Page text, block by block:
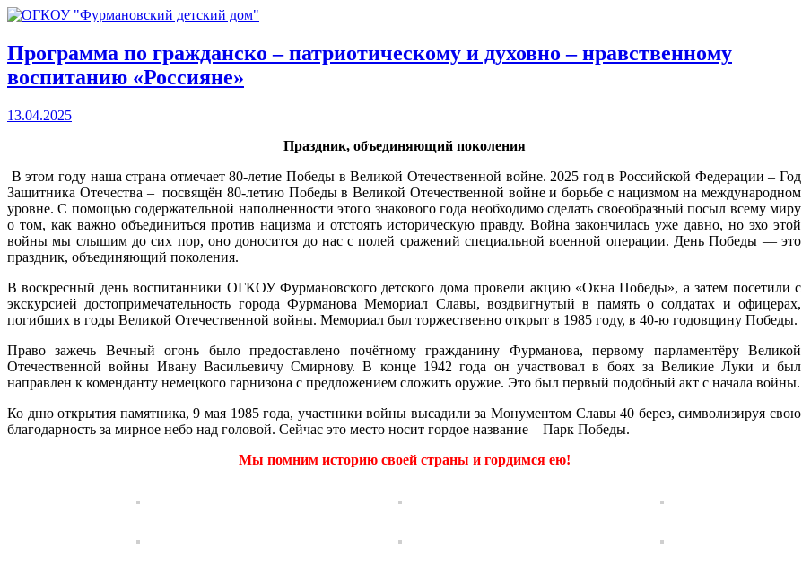
Программа по гражданско – патриотическому и духовно – нравственному
воспитанию «Россияне»
13.04.2025
Праздник, объединяющий поколения
В этом году наша страна отмечает 80-летие Победы в Великой Отечественной войне. 2025 год в Российской Федерации – Год
Защитника Отечества – посвящён 80-летию Победы в Великой Отечественной войне и борьбе с нацизмом на международном
уровне. С помощью содержательной наполненности этого знакового года необходимо сделать своеобразный посыл всему миру
о том, как важно объединиться против нацизма и отстоять историческую правду. Война закончилась уже давно, но эхо этой
войны мы слышим до сих пор, оно доносится до нас с полей сражений специальной военной операции. День Победы — это
праздник, объединяющий поколения.
В воскресный день воспитанники ОГКОУ Фурмановского детского дома провели акцию «Окна Победы», а затем посетили с
экскурсией достопримечательность города Фурманова Мемориал Славы, воздвигнутый в память о солдатах и офицерах,
погибших в годы Великой Отечественной войны. Мемориал был торжественно открыт в 1985 году, в 40-ю годовщину Победы.
Право зажечь Вечный огонь было предоставлено почётному гражданину Фурманова, первому парламентёру Великой
Отечественной войны Ивану Васильевичу Смирнову. В конце 1942 года он участвовал в боях за Великие Луки и был
направлен к коменданту немецкого гарнизона с предложением сложить оружие. Это был первый подобный акт с начала войны.
Ко дню открытия памятника, 9 мая 1985 года, участники войны высадили за Монументом Славы 40 берез, символизируя свою
благодарность за мирное небо над головой. Сейчас это место носит гордое название – Парк Победы.
Мы помним историю своей страны и гордимся ею!